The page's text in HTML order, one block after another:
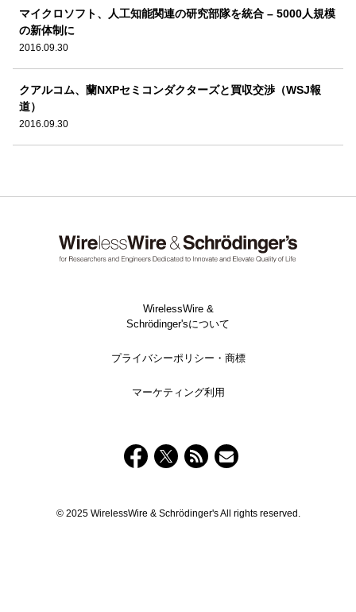
マイクロソフト、人工知能関連の研究部隊を統合 – 5000人規模
の新体制に
2016.09.30
クアルコム、蘭NXPセミコンダクターズと買収交渉（WSJ報
道）
2016.09.30
WirelessWire &
Schrödinger'sについて
プライバシーポリシー・商標
マーケティング利用
© 2025 WirelessWire & Schrödinger's All rights reserved.